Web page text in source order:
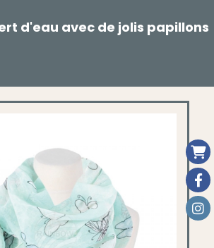
d'eau avec de jolis papillons